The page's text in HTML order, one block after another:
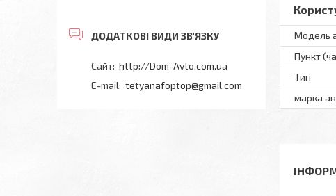
Модель
Пункт
Тип
марка
http://Dom-Avto.com.ua
tetyanafoptop@gmail.com